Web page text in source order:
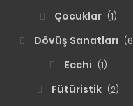
Çocuklar (1)
Dövüş Sanatları
Ecchi (1)
Fütüristik (2)